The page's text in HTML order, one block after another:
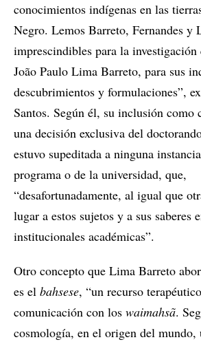
conocimientos indígenas en las
Negro. Lemos Barreto, Fernandes y
imprescindibles para la
João Paulo Lima Barreto, para sus
descubrimientos y formulaciones”,
Santos. Según él, su inclusión como
una decisión exclusiva del
estuvo supeditada a ninguna
programa o de la universidad, que,
“desafortunadamente, al igual que
lugar a estos sujetos y a sus saberes
institucionales académicas”.
Otro concepto que Lima Barreto
es el bahsese, “un recurso
comunicación con los waimahsã.
cosmología, en el origen del mundo,